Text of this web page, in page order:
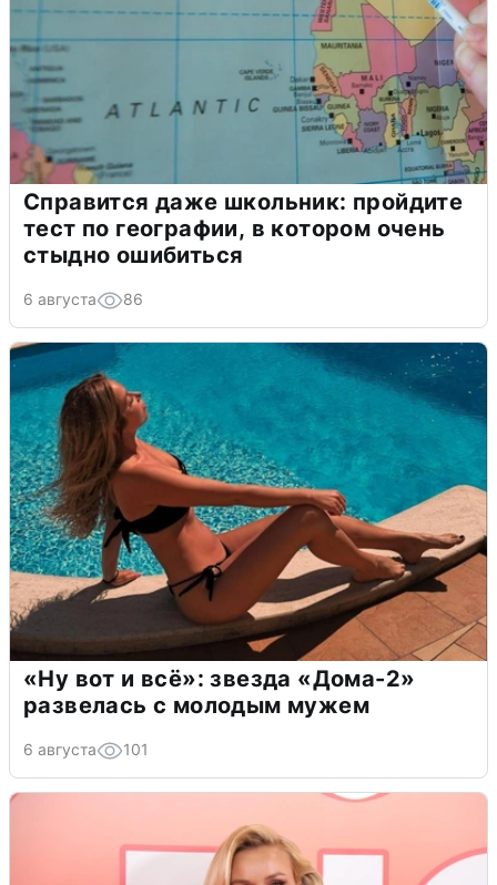
Справится даже школьник: пройдите
тест по географии, в котором очень
стыдно ошибиться
6 августа 86
«Ну вот и всё»: звезда «Дома-2»
развелась с молодым мужем
6 августа 101